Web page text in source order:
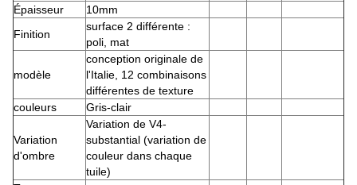
Épaisseur
10mm
Finition
surface 2 différente :
poli, mat
modèle
conception originale de
l'Italie, 12 combinaisons
différentes de texture
couleurs
Gris-clair
Variation
d'ombre
Variation de V4-
substantial (variation de
couleur dans chaque
tuile)